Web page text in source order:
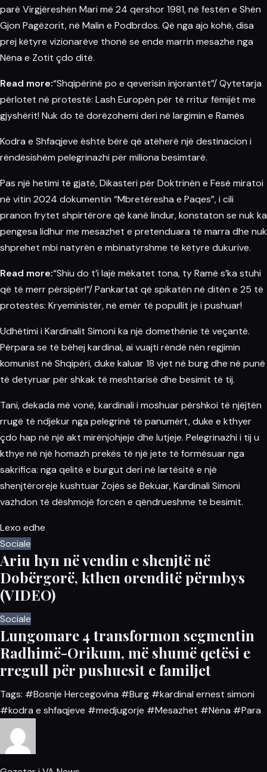
parë Virgjëreshën Mari më 24 qershor 1981, në festën e Shën
Gjon Pagëzorit, në Malin e Podbrdos. Që nga ajo kohë, disa
prej këtyre vizionarëve thonë se ende marrin mesazhe nga
Nëna e Zotit çdo ditë.
Read more:“Shqipërinë po e qeverisin injorantët”/ Qytetarja
përlotet në protestë: Lash Europën për të rritur fëmijët me
gjyshërit! Nuk do të dorëzohemi deri në largimin e Ramës
Kodra e Shfaqjeve është bërë që atëherë një destinacion i
rëndësishëm pelegrinazhi për miliona besimtarë.
Pas një hetimi të gjatë, Dikasteri për Doktrinën e Fesë miratoi
në vitin 2024 dokumentin “Mbretëresha e Paqes”, i cili
pranon frytet shpirtërore që kanë lindur, konstaton se nuk ka
pengesa lidhur me mesazhet e pretenduara të marra dhe nuk
shprehet mbi natyrën e mbinatyrshme të këtyre dukurive.
Read more:“Shiu do t’i lajë mëkatet tona, ty Ramë s’ka stuhi
që të merr përsipër!”/ Pankartat që spikatën në ditën e 25 të
protestës: Kryeministër, në emër të popullit je i pushuar!
Udhëtimi i Kardinalit Simoni ka një domethënie të veçantë.
Përpara se të bëhej kardinal, ai vuajti rëndë nën regjimin
komunist në Shqipëri, duke kaluar 18 vjet në burgdhe në punë
të detyruar për shkak të meshtarisë dhe besimit të tij.
Tani, dekada më vonë, kardinali i moshuar përshkoi të njëjtën
rrugë të ndjekur nga pelegrinë të panumërt, duke e kthyer
çdo hap në një akt mirënjohjeje dhe lutjeje. Pelegrinazhi i tij u
kthye në një homazh prekës të një jete të formësuar nga
sakrifica: nga qelitë e burgut deri në lartësitë e një
shenjtëroreje kushtuar Zojës së Bekuar, Kardinali Simoni
vazhdon të dëshmojë forcën e qëndrueshme të besimit.
Lexo edhe
Sociale
Ariu hyn në vendin e shenjtë në
Dobërgorë, kthen orenditë përmbys
(VIDEO)
Sociale
Lungomare 4 transformon segmentin
Radhimë-Orikum, më shumë qetësi e
rregull për pushuesit e familjet
Tags: #Bosnje Hercegovina #Burg #kardinal ernest simoni
#kodra e shfaqjeve #medjugorje #Mesazhet #Nëna #Para